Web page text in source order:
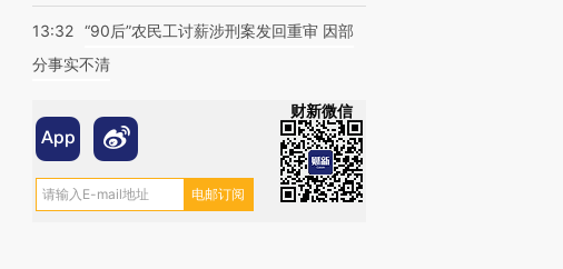
13:32 “90后”农民工讨薪涉刑案发回重审 因部
分事实不清
财新微信